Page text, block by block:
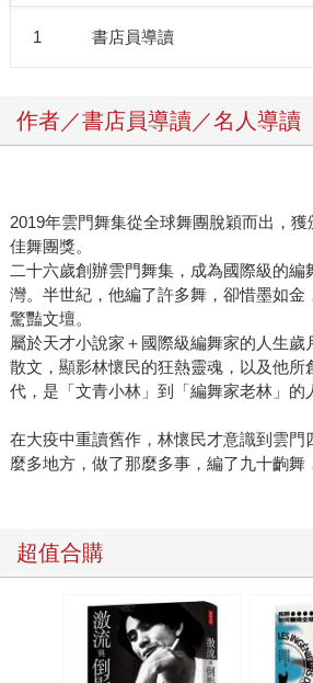
1 書店員導讀
作者／書店員導讀／名人導讀
2019年雲門舞集從全球舞團脫穎而出，
佳舞團獎。
二十六歲創辦雲門舞集，成為國際級的編
灣。半世紀，他編了許多舞，卻惜墨如金
驚豔文壇。
屬於天才小說家＋國際級編舞家的人生歲
散文，顯影林懷民的狂熱靈魂，以及他所
代，是「文青小林」到「編舞家老林」的
在大疫中重讀舊作，林懷民才意識到雲門
麼多地方，做了那麼多事，編了九十齣
超值合購